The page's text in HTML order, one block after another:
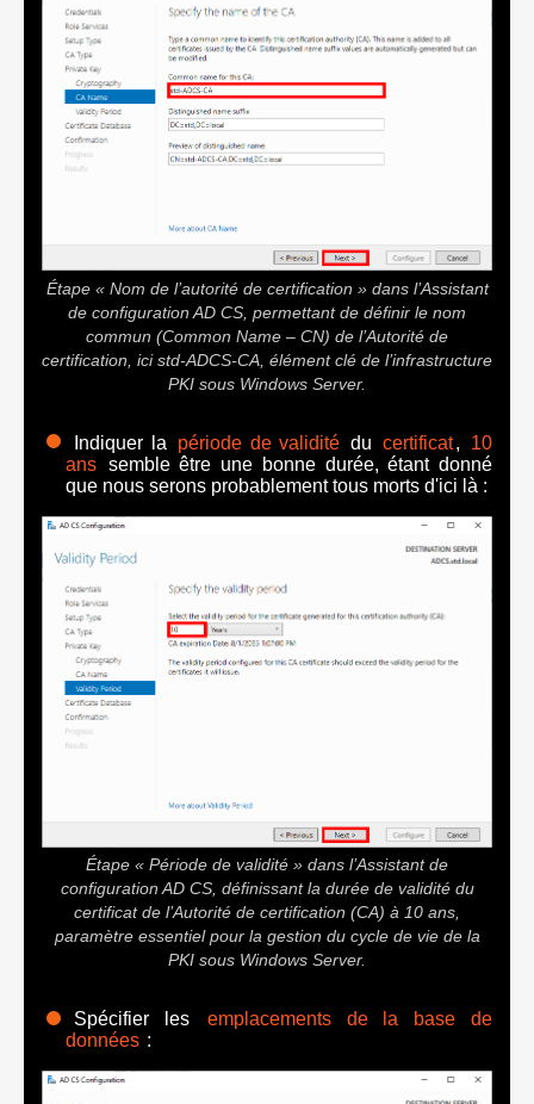
Étape « Nom de l’autorité de certification » dans l’Assistant
de configuration AD CS, permettant de définir le nom
commun (Common Name – CN) de l’Autorité de
certification, ici std-ADCS-CA, élément clé de l’infrastructure
PKI sous Windows Server.
Indiquer la période de validité du certificat,
10
ans semble être une bonne durée, étant donné
que nous serons probablement tous morts d'ici là :
Étape « Période de validité » dans l’Assistant de
configuration AD CS, définissant la durée de validité du
certificat de l’Autorité de certification (CA) à 10 ans,
paramètre essentiel pour la gestion du cycle de vie de la
PKI sous Windows Server.
Spécifier les
emplacements de la base de
données :